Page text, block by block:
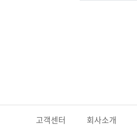
고객센터 회사소개